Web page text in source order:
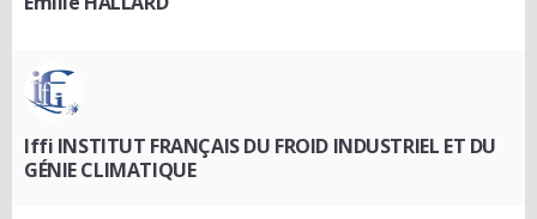
Iffi INSTITUT FRANÇAIS DU FROID INDUSTRIEL ET DU
GÉNIE CLIMATIQUE